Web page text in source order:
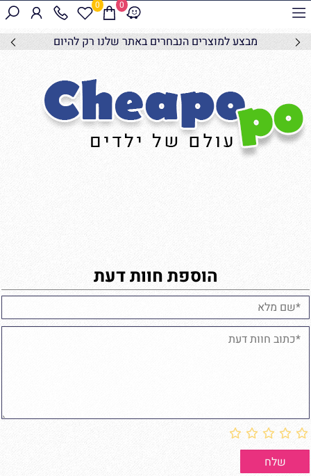
מבצע למוצרים הנבחרים באתר שלנו רק להיום
0 0
הוספת חוות דעת